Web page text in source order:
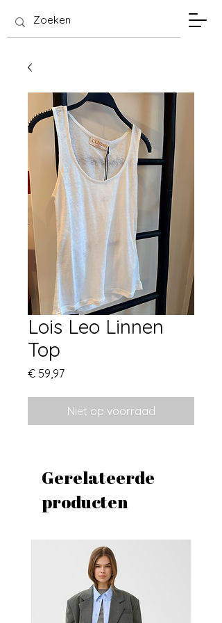
SIS Hasselt
Lois Leo Linnen
Top
€ 59,97Prijs
Niet op voorraad
Gerelateerde
producten